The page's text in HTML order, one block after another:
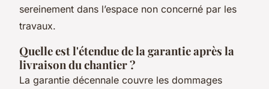
sereinement dans l’espace non concerné par les
travaux.
Quelle est l'étendue de la garantie après la
livraison du chantier ?
La garantie décennale couvre les dommages